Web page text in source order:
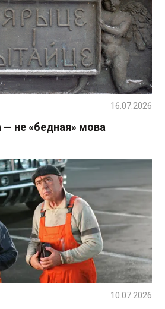
— не «бедная» мова
16.07.2026
10.07.2026